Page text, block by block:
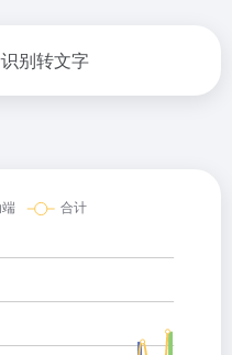
别转文字